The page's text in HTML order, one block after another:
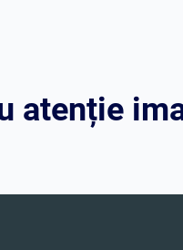
atenție